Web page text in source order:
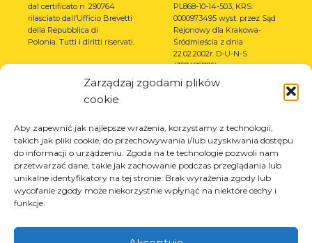
Zarządzaj zgodami plików
cookie
Aby zapewnić jak najlepsze wrażenia, korzystamy z technologii,
takich jak pliki cookie, do przechowywania i/lub uzyskiwania dostępu
do informacji o urządzeniu. Zgoda na te technologie pozwoli nam
przetwarzać dane, takie jak zachowanie podczas przeglądania lub
unikalne identyfikatory na tej stronie. Brak wyrażenia zgody lub
wycofanie zgody może niekorzystnie wpłynąć na niektóre cechy i
funkcje.
dal certificato n. 290764
rilasciato dall’Ufficio Brevetti
della Repubblica di
Polonia. Tutti i diritti riservati.
PL868-10-14-503, KRS:
0000973495 wyst. przez Sąd
Rejonowy dla Krakowa-
Śródmieścia z dnia
22.02.2002r. D-U-N-S
(367486706)